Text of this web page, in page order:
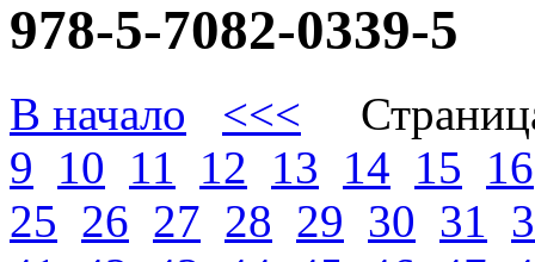
978-5-7082-0339-5
В начало <<<
9 10 11 12 13 14 15 16
25 26 27 28 29 30 31